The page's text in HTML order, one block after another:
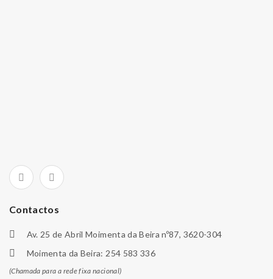
Contactos
Av. 25 de Abril Moimenta da Beira nº87, 3620-304
Moimenta da Beira: 254 583 336
(Chamada para a rede fixa nacional)